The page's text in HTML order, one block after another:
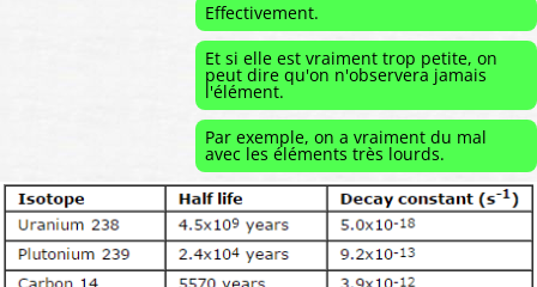
Effectivement.
Et si elle est vraiment trop petite, on
peut dire qu'on n'observera jamais
l'élément.
Par exemple, on a vraiment du mal
avec les éléments très lourds.